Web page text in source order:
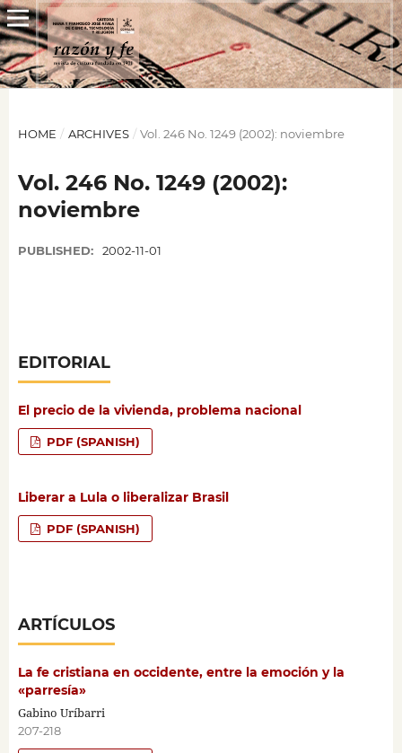
HOME / ARCHIVES / Vol. 246 No. 1249 (2002): noviembre
Vol. 246 No. 1249 (2002):
noviembre
PUBLISHED: 2002-11-01
EDITORIAL
El precio de la vivienda, problema nacional
PDF (SPANISH)
Liberar a Lula o liberalizar Brasil
PDF (SPANISH)
ARTÍCULOS
La fe cristiana en occidente, entre la emoción y la
«parresía»
Gabino Uríbarri
207-218